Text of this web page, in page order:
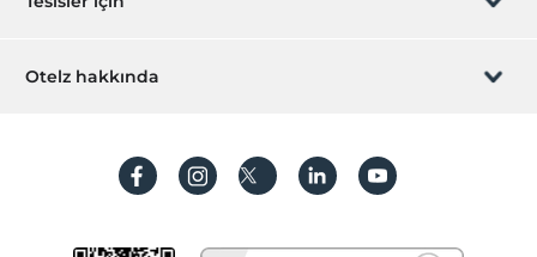
Çalışma Alanları
Sıkça sorulan sorular
Hesap oluştur
Hemen tesisinizi ekleyin
Otelz hakkında